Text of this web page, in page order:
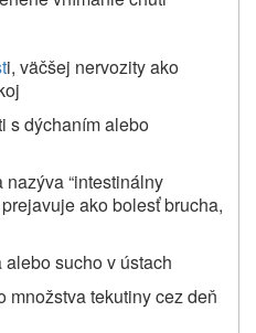
i, väčšej nervozity ako
s dýchaním alebo
“intestinálny
ako bolesť brucha,
sucho v ústach
množstva tekutiny cez deň